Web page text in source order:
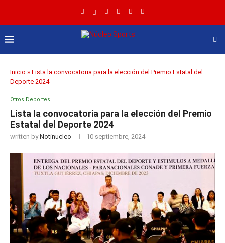
Inicio » Lista la convocatoria para la elección del Premio Estatal del
Deporte 2024
Otros Deportes
Lista la convocatoria para la elección del Premio
Estatal del Deporte 2024
written byNotinucleo 10 septiembre, 2024